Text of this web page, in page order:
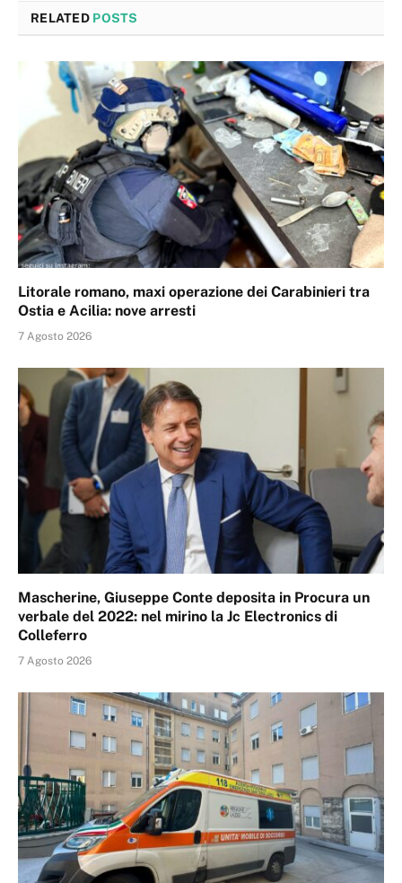
RELATED POSTS
Litorale romano, maxi operazione dei Carabinieri tra
Ostia e Acilia: nove arresti
7 Agosto 2026
Mascherine, Giuseppe Conte deposita in Procura un
verbale del 2022: nel mirino la Jc Electronics di
Colleferro
7 Agosto 2026